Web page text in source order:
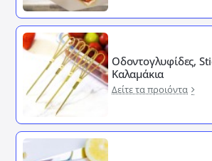
Οδοντογλυφίδες,
Καλαμάκια
Δείτε τα προιόντα